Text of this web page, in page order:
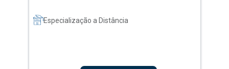
Especialização a Distância